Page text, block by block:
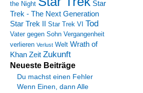
the Night
Star
Trek - The Next Generation
Star Trek II Star Trek VI Tod
Vater gegen Sohn Vergangenheit
verlieren Verlust Welt Wrath of
Khan Zeit Zukunft
Neueste Beiträge
Du machst einen Fehler
Wenn Einen, dann Alle